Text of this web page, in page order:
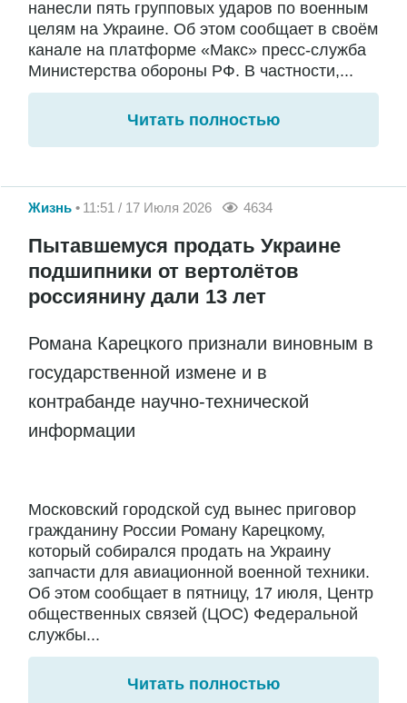
нанесли пять групповых ударов по военным
целям на Украине. Об этом сообщает в своём
канале на платформе «Макс» пресс-служба
Министерства обороны РФ. В частности,...
Читать полностью
Жизнь 11:51 / 17 Июля 2026 4634
Пытавшемуся продать Украине
подшипники от вертолётов
россиянину дали 13 лет
Романа Карецкого признали виновным в
государственной измене и в
контрабанде научно-технической
информации
Московский городской суд вынес приговор
гражданину России Роману Карецкому,
который собирался продать на Украину
запчасти для авиационной военной техники.
Об этом сообщает в пятницу, 17 июля, Центр
общественных связей (ЦОС) Федеральной
службы...
Читать полностью